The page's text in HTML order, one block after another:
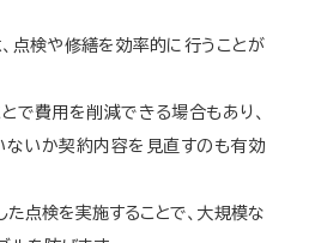
点検や修繕を効率的に行うことが
で費用を削減できる場合もあり、
いか契約内容を見直すのも有効
た点検を実施することで、大規模な